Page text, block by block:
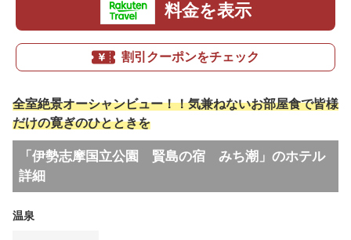
料金を表示
割引クーポンをチェック
全室絶景オーシャンビュー！！気兼ねないお部屋食で皆様
だけの寛ぎのひとときを
「伊勢志摩国立公園 賢島の宿 みち潮」のホテル
詳細
温泉